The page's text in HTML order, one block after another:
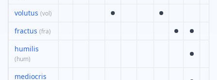
volutus (vol)
fractus (fra)
humilis
(hum)
mediocris